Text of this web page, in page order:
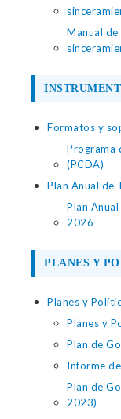
Manual
Formatos y
Programa
(PCDA)
Plan Anual de
Plan
2026
PLANES Y
Planes y
Planes y
Plan de
Informe
Plan de
2023)